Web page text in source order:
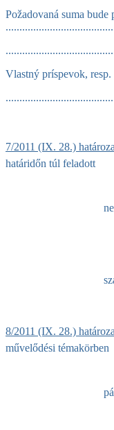
Požadovaná suma bude
Vlastný príspevok,
7/2011 (IX. 28.)
határidőn túl feladott
8/2011 (IX. 28.)
művelődési témakörben